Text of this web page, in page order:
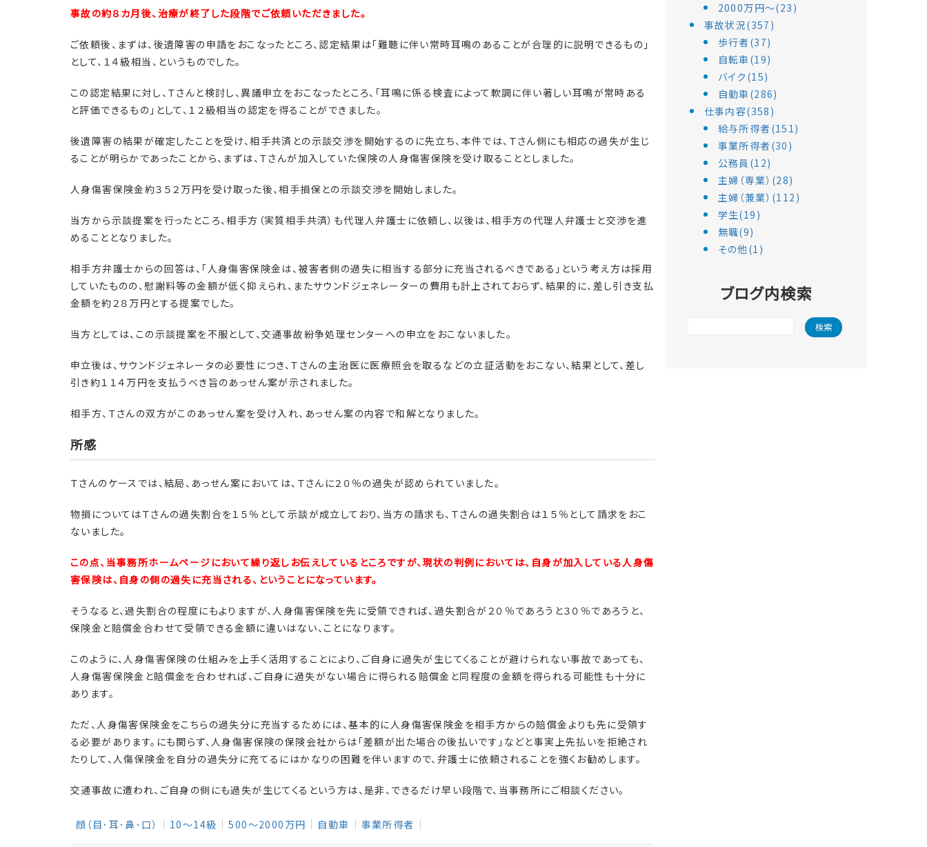
事故の約８カ月後、治療が終了した段階でご依頼いただきました。
ご依頼後、まずは、後遺障害の申請をおこなったところ、認定結果は「難聴に伴い常時耳鳴のあることが合理的に説明できるもの」
として、１４級相当、というものでした。
この認定結果に対し、Ｔさんと検討し、異議申立をおこなったところ、「耳鳴に係る検査によって軟調に伴い著しい耳鳴が常時ある
と評価できるもの」として、１２級相当の認定を得ることができました。
後遺障害の結果が確定したことを受け、相手共済との示談交渉を開始するのに先立ち、本件では、Ｔさん側にも相応の過失が生じ
ることが明らかであったことから、まずは、Ｔさんが加入していた保険の人身傷害保険を受け取ることとしました。
人身傷害保険金約３５２万円を受け取った後、相手損保との示談交渉を開始しました。
当方から示談提案を行ったところ、相手方（実質相手共済）も代理人弁護士に依頼し、以後は、相手方の代理人弁護士と交渉を進
めることとなりました。
相手方弁護士からの回答は、「人身傷害保険金は、被害者側の過失に相当する部分に充当されるべきである」という考え方は採用
していたものの、慰謝料等の金額が低く抑えられ、またサウンドジェネレーターの費用も計上されておらず、結果的に、差し引き支払
金額を約２８万円とする提案でした。
当方としては、この示談提案を不服として、交通事故紛争処理センターへの申立をおこないました。
申立後は、サウンドジェネレータの必要性につき、Ｔさんの主治医に医療照会を取るなどの立証活動をおこない、結果として、差し
引き約１１４万円を支払うべき旨のあっせん案が示されました。
相手方、Ｔさんの双方がこのあっせん案を受け入れ、あっせん案の内容で和解となりました。
所感
Ｔさんのケースでは、結局、あっせん案においては、Ｔさんに２０％の過失が認められていました。
物損についてはＴさんの過失割合を１５％として示談が成立しており、当方の請求も、Ｔさんの過失割合は１５％として請求をおこ
ないました。
この点、当事務所ホームページにおいて繰り返しお伝えしているところですが、現状の判例においては、自身が加入している人身傷
害保険は、自身の側の過失に充当される、ということになっています。
そうなると、過失割合の程度にもよりますが、人身傷害保険を先に受領できれば、過失割合が２０％であろうと３０％であろうと、
保険金と賠償金合わせて受領できる金額に違いはない、ことになります。
このように、人身傷害保険の仕組みを上手く活用することにより、ご自身に過失が生じてくることが避けられない事故であっても、
人身傷害保険金と賠償金を合わせれば、ご自身に過失がない場合に得られる賠償金と同程度の金額を得られる可能性も十分に
あります。
ただ、人身傷害保険金をこちらの過失分に充当するためには、基本的に人身傷害保険金を相手方からの賠償金よりも先に受領す
る必要があります。にも関らず、人身傷害保険の保険会社からは「差額が出た場合の後払いです」などと事実上先払いを拒絶され
たりして、人傷保険金を自分の過失分に充てるにはかなりの困難を伴いますので、弁護士に依頼されることを強くお勧めします。
交通事故に遭われ、ご自身の側にも過失が生じてくるという方は、是非、できるだけ早い段階で、当事務所にご相談ください。
顔（目･耳･鼻･口） 10～14級 500～2000万円 自動車 事業所得者
2000万円～(23)
事故状況(357)
歩行者(37)
自転車(19)
バイク(15)
自動車(286)
仕事内容(358)
給与所得者(151)
事業所得者(30)
公務員(12)
主婦（専業）(28)
主婦（兼業）(112)
学生(19)
無職(9)
その他(1)
ブログ内検索